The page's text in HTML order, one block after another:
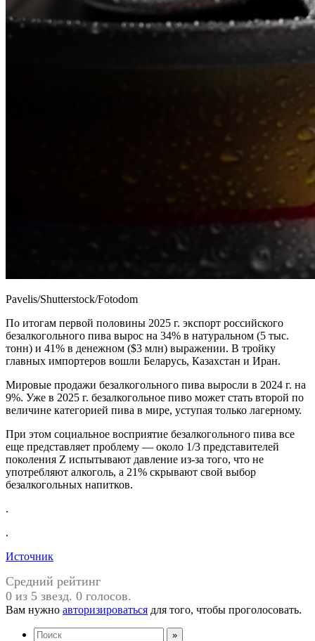
Pavelis/Shutterstock/Fotodom
По итогам первой половины 2025 г. экспорт российского
безалкогольного пива вырос на 34% в натуральном (5 тыс.
тонн) и 41% в денежном ($3 млн) выражении. В тройку
главных импортеров вошли Беларусь, Казахстан и Иран.
Мировые продажи безалкогольного пива выросли в 2024 г. на
9%. Уже в 2025 г. безалкогольное пиво может стать второй по
величине категорией пива в мире, уступая только лагерному.
При этом социальное восприятие безалкогольного пива все
еще представляет проблему — около 1/3 представителей
поколения Z испытывают давление из-за того, что не
употребляют алкоголь, а 21% скрывают свой выбор
безалкогольных напитков.
.
.
Источник
Средний рейтинг
0 из 5 звезд. 0 голосов.
Вам нужно авторизироваться для того, чтобы проголосовать.